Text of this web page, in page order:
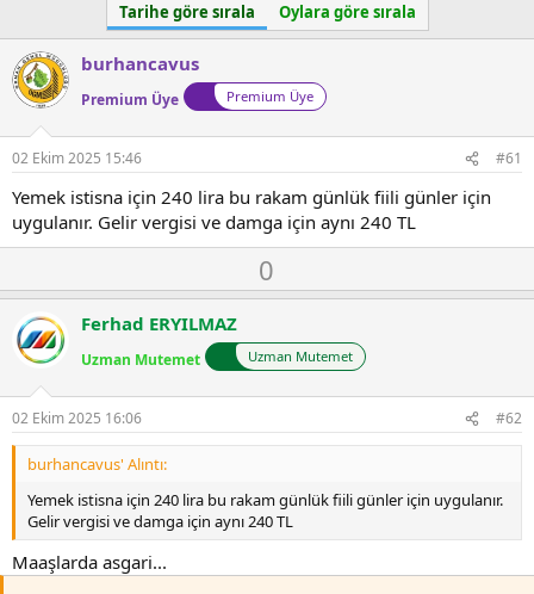
l
e
r
:
Tarihe göre sırala Oylara göre sırala
burhancavus
Premium Üye Premium Üye
02 Ekim 2025 15:46 #61
Yemek istisna için 240 lira bu rakam günlük fiili günler için
uygulanır. Gelir vergisi ve damga için aynı 240 TL
O
y
a
0
o
n
v
o
t
e
Ferhad ERYILMAZ
Uzman Mutemet Uzman Mutemet
02 Ekim 2025 16:06 #62
burhancavus' Alıntı:
Yemek istisna için 240 lira bu rakam günlük fiili günler için uygulanır.
Gelir vergisi ve damga için aynı 240 TL
Maaşlarda asgari...